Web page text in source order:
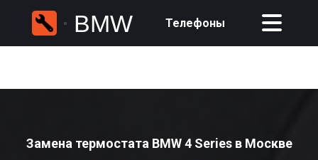
BMW Телефоны
Замена термостата BMW 4 Series в Москве